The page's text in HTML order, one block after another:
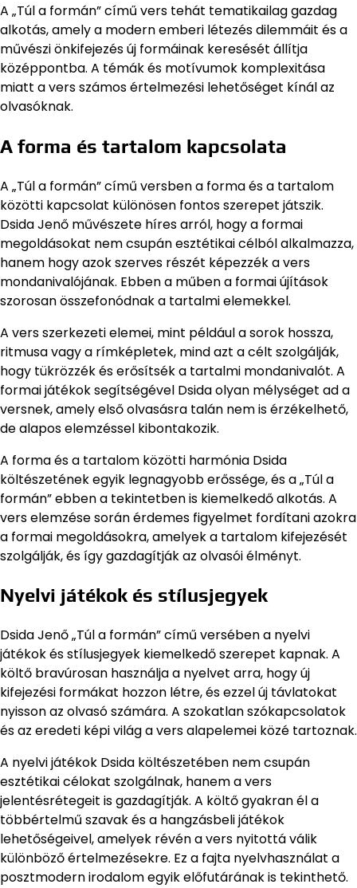
A „Túl a formán” című vers tehát tematikailag gazdag
alkotás, amely a modern emberi létezés dilemmáit és a
művészi önkifejezés új formáinak keresését állítja
középpontba. A témák és motívumok komplexitása
miatt a vers számos értelmezési lehetőséget kínál az
olvasóknak.
A forma és tartalom kapcsolata
A „Túl a formán” című versben a forma és a tartalom
közötti kapcsolat különösen fontos szerepet játszik.
Dsida Jenő művészete híres arról, hogy a formai
megoldásokat nem csupán esztétikai célból alkalmazza,
hanem hogy azok szerves részét képezzék a vers
mondanivalójának. Ebben a műben a formai újítások
szorosan összefonódnak a tartalmi elemekkel.
A vers szerkezeti elemei, mint például a sorok hossza,
ritmusa vagy a rímképletek, mind azt a célt szolgálják,
hogy tükrözzék és erősítsék a tartalmi mondanivalót. A
formai játékok segítségével Dsida olyan mélységet ad a
versnek, amely első olvasásra talán nem is érzékelhető,
de alapos elemzéssel kibontakozik.
A forma és a tartalom közötti harmónia Dsida
költészetének egyik legnagyobb erőssége, és a „Túl a
formán” ebben a tekintetben is kiemelkedő alkotás. A
vers elemzése során érdemes figyelmet fordítani azokra
a formai megoldásokra, amelyek a tartalom kifejezését
szolgálják, és így gazdagítják az olvasói élményt.
Nyelvi játékok és stílusjegyek
Dsida Jenő „Túl a formán” című versében a nyelvi
játékok és stílusjegyek kiemelkedő szerepet kapnak. A
költő bravúrosan használja a nyelvet arra, hogy új
kifejezési formákat hozzon létre, és ezzel új távlatokat
nyisson az olvasó számára. A szokatlan szókapcsolatok
és az eredeti képi világ a vers alapelemei közé tartoznak.
A nyelvi játékok Dsida költészetében nem csupán
esztétikai célokat szolgálnak, hanem a vers
jelentésrétegeit is gazdagítják. A költő gyakran él a
többértelmű szavak és a hangzásbeli játékok
lehetőségeivel, amelyek révén a vers nyitottá válik
különböző értelmezésekre. Ez a fajta nyelvhasználat a
posztmodern irodalom egyik előfutárának is tekinthető.